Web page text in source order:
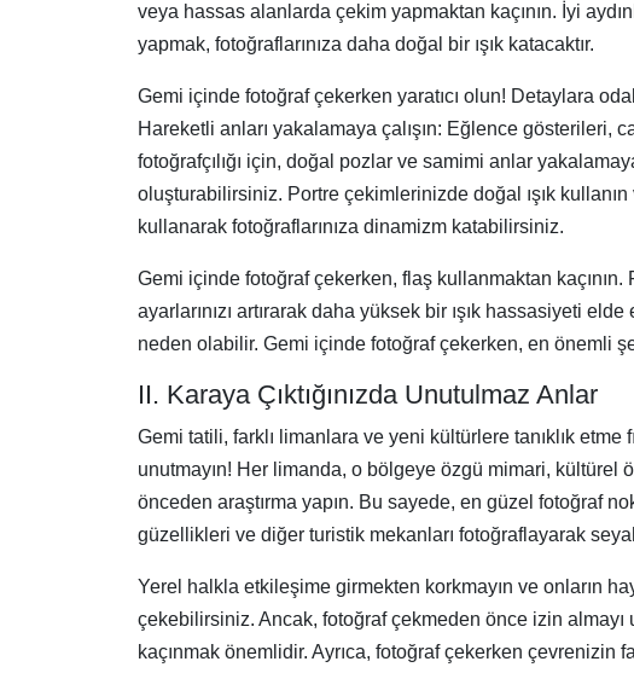
veya hassas alanlarda çekim yapmaktan kaçının. İyi
yapmak, fotoğraflarınıza daha doğal bir ışık katacaktır.
Gemi içinde fotoğraf çekerken yaratıcı olun! Detaylara
Hareketli anları yakalamaya çalışın: Eğlence gösterileri,
fotoğrafçılığı için, doğal pozlar ve samimi anlar
oluşturabilirsiniz. Portre çekimlerinizde doğal ışık
kullanarak fotoğraflarınıza dinamizm katabilirsiniz.
Gemi içinde fotoğraf çekerken, flaş kullanmaktan
ayarlarınızı artırarak daha yüksek bir ışık hassasiyeti
neden olabilir. Gemi içinde fotoğraf çekerken, en önemli
II. Karaya Çıktığınızda Unutulmaz Anlar
Gemi tatili, farklı limanlara ve yeni kültürlere tanıklık
unutmayın! Her limanda, o bölgeye özgü mimari, kültürel
önceden araştırma yapın. Bu sayede, en güzel fotoğraf
güzellikleri ve diğer turistik mekanları fotoğraflayarak
Yerel halkla etkileşime girmekten korkmayın ve onların
çekebilirsiniz. Ancak, fotoğraf çekmeden önce izin almayı
kaçınmak önemlidir. Ayrıca, fotoğraf çekerken çevrenizin